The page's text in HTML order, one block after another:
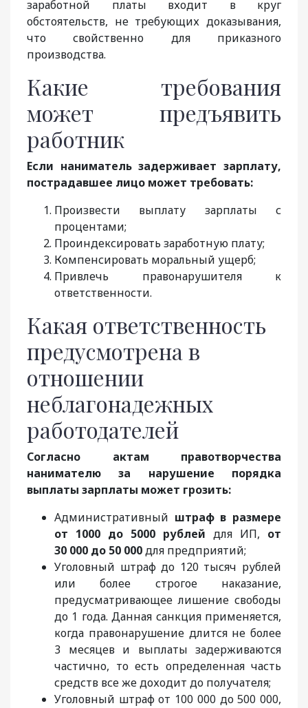
заработной платы входит в круг
обстоятельств, не требующих доказывания,
что свойственно для приказного
производства.
Какие требования
может предъявить
работник
Если наниматель задерживает зарплату,
пострадавшее лицо может требовать:
Произвести выплату зарплаты с
процентами;
Проиндексировать заработную плату;
Компенсировать моральный ущерб;
Привлечь правонарушителя к
ответственности.
Какая ответственность
предусмотрена в
отношении
неблагонадежных
работодателей
Согласно актам правотворчества
нанимателю за нарушение порядка
выплаты зарплаты может грозить:
Административный штраф в размере
от 1000 до 5000 рублей для ИП, от
30 000 до 50 000для предприятий;
Уголовный штраф до 120 тысяч рублей
или более строгое наказание,
предусматривающее лишение свободы
до 1 года. Данная санкция применяется,
когда правонарушение длится не более
3 месяцев и выплаты задерживаются
частично, то есть определенная часть
средств все же доходит до получателя;
Уголовный штраф от 100 000 до 500 000,